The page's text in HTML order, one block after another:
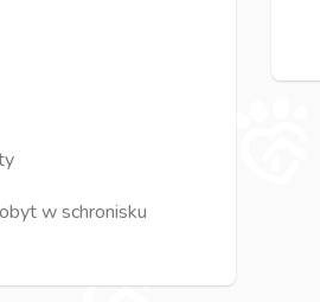
w schronisku